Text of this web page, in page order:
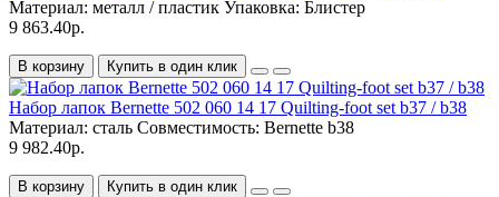
Материал: металл / пластик Упаковка: Блистер
9 863.40р.
В корзину Купить в один клик
Набор лапок Bernette 502 060 14 17 Quilting-foot set b37 / b38
Материал: сталь Совместимость: Bernette b38
9 982.40р.
В корзину Купить в один клик